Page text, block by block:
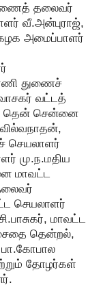
தலைவர்
வீ.அன்புராஜ்,
அமைப்பாளர்
துணைச்
வட்டத்
தென் சென்னை
செயலாளர்
மு.ந.மதிய
மாவட்ட
செயலாளர்
மாவட்ட
தென்றல்,
தோழர்கள்